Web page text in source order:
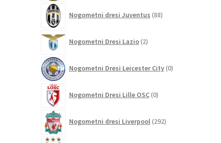
Nogometni dresi Juventus 88izdelkov
Nogometni Dresi Lazio 2izdelka
Nogometni Dresi Leicester City 0izdelkov
Nogometni Dresi Lille OSC 0izdelkov
Nogometni dresi Liverpool 292izdelkov